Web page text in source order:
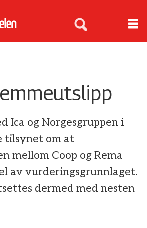
Ica og Norgesgruppen i
tilsynet om at
mellom Coop og Rema
av vurderingsgrunnlaget.
dermed med nesten